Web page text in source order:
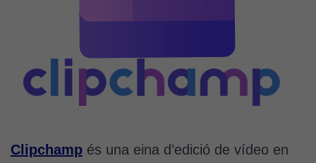
Clipchamp és una eina d’edició de vídeo en